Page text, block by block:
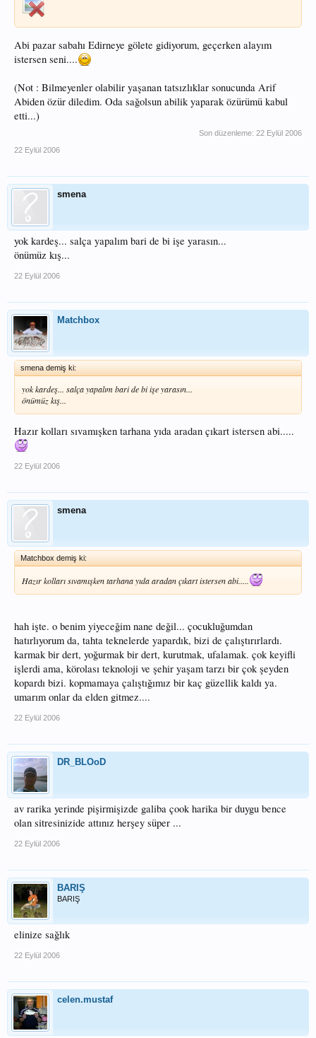
Abi pazar sabahı Edirneye gölete gidiyorum, geçerken alayım
istersen seni....
(Not : Bilmeyenler olabilir yaşanan tatsızlıklar sonucunda Arif
Abiden özür diledim. Oda sağolsun abilik yaparak özürümü kabul
etti...)
Son düzenleme: 22 Eylül 2006
22 Eylül 2006
smena
yok kardeş... salça yapalım bari de bi işe yarasın...
önümüz kış...
22 Eylül 2006
Matchbox
smena demiş ki:
yok kardeş... salça yapalım bari de bi işe yarasın...
önümüz kış...
Hazır kolları sıvamışken tarhana yıda aradan çıkart istersen abi.....
22 Eylül 2006
smena
Matchbox demiş ki:
Hazır kolları sıvamışken tarhana yıda aradan çıkart istersen abi.....
hah işte. o benim yiyeceğim nane değil... çocukluğumdan
hatırlıyorum da, tahta teknelerde yapardık, bizi de çalıştırırlardı.
karmak bir dert, yoğurmak bir dert, kurutmak, ufalamak. çok keyifli
işlerdi ama, körolası teknoloji ve şehir yaşam tarzı bir çok şeyden
kopardı bizi. kopmamaya çalıştığımız bir kaç güzellik kaldı ya.
umarım onlar da elden gitmez....
22 Eylül 2006
DR_BLOoD
av rarika yerinde pişirmişizde galiba çook harika bir duygu bence
olan sitresinizide attınız herşey süper ...
22 Eylül 2006
BARIŞ
BARIŞ
elinize sağlık
22 Eylül 2006
celen.mustaf